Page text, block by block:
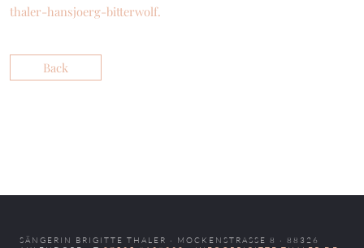
thaler-hansjoerg-bitterwolf.
Back
SÄNGERIN BRIGITTE THALER · MOCKENSTRASSE 8 · 88326 A